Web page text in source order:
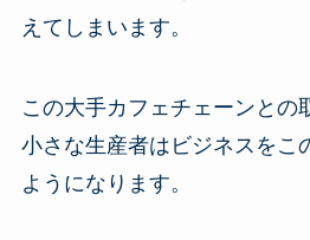
えてしまいます。
この大手カフェチェーンとの
小さな生産者はビジネスをこ
ようになります。